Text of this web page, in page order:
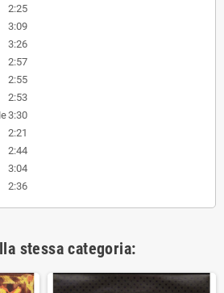
2:25
3:09
3:26
2:57
2:55
2:53
3:30
2:21
2:44
3:04
2:36
stessa categoria: